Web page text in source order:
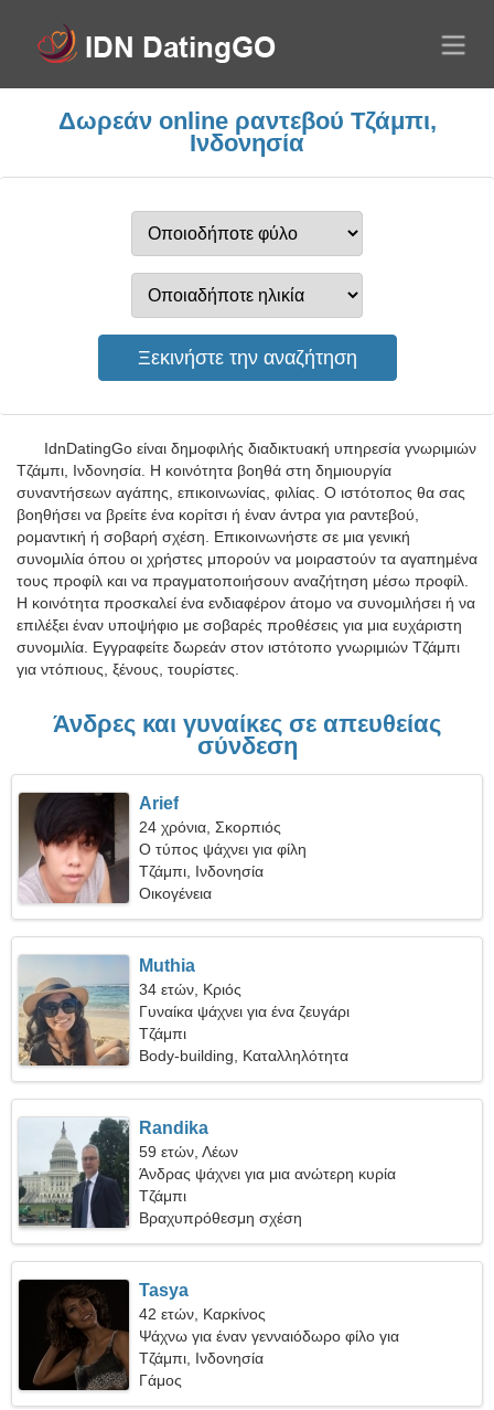
Δωρεάν online ραντεβού Τζάμπι,
Ινδονησία
IdnDatingGo είναι δημοφιλής διαδικτυακή υπηρεσία γνωριμιών
Τζάμπι, Ινδονησία. Η κοινότητα βοηθά στη δημιουργία
συναντήσεων αγάπης, επικοινωνίας, φιλίας. Ο ιστότοπος θα σας
βοηθήσει να βρείτε ένα κορίτσι ή έναν άντρα για ραντεβού,
ρομαντική ή σοβαρή σχέση. Επικοινωνήστε σε μια γενική
συνομιλία όπου οι χρήστες μπορούν να μοιραστούν τα αγαπημένα
τους προφίλ και να πραγματοποιήσουν αναζήτηση μέσω προφίλ.
Η κοινότητα προσκαλεί ένα ενδιαφέρον άτομο να συνομιλήσει ή να
επιλέξει έναν υποψήφιο με σοβαρές προθέσεις για μια ευχάριστη
συνομιλία. Εγγραφείτε δωρεάν στον ιστότοπο γνωριμιών Τζάμπι
για ντόπιους, ξένους, τουρίστες.
Άνδρες και γυναίκες σε απευθείας
σύνδεση
Arief
24 χρόνια, Σκορπιός
Ο τύπος ψάχνει για φίλη
Τζάμπι, Ινδονησία
Οικογένεια
Muthia
34 ετών, Κριός
Γυναίκα ψάχνει για ένα ζευγάρι
Τζάμπι
Body-building, Καταλληλότητα
Randika
59 ετών, Λέων
Άνδρας ψάχνει για μια ανώτερη κυρία
Τζάμπι
Βραχυπρόθεσμη σχέση
Tasya
42 ετών, Καρκίνος
Ψάχνω για έναν γενναιόδωρο φίλο για
ρομαντισμό
Τζάμπι, Ινδονησία
Γάμος